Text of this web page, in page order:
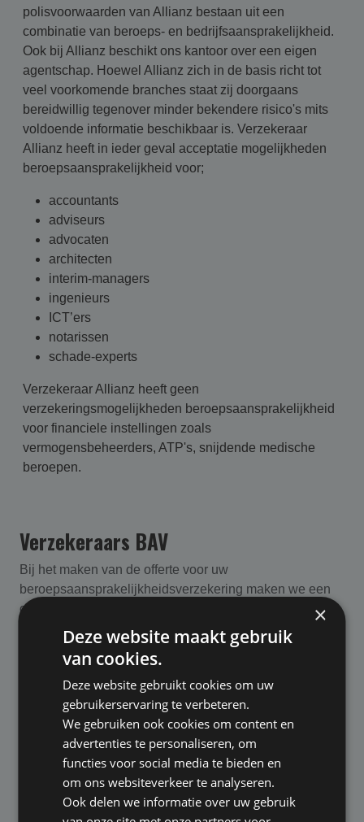
polisvoorwaarden van Allianz bestaan uit een
combinatie van beroeps- en bedrijfsaansprakelijkheid.
Ook bij Allianz beschikt ons kantoor over een eigen
agentschap. Hoewel Allianz zich in de basis richt tot
veel voorkomende branches staat zij doorgaans
bereidwillig tegenover minder bekendere risico's mits
voldoende informatie beschikbaar is. Verzekeraar
Allianz heeft in ieder geval acceptatie mogelijkheden
beroepsaansprakelijkheid voor;
accountants
adviseurs
advocaten
architecten
interim-managers
ingenieurs
ICT’ers
notarissen
schade-experts
Verzekeraar Allianz heeft geen
verzekeringsmogelijkheden beroepsaansprakelijkheid
voor financiele instellingen zoals
vermogensbeheerders, ATP's, snijdende medische
beroepen.
Verzekeraars BAV
Bij het maken van de offerte voor uw
beroepsaansprakelijk­heids­verzekering maken we een
onafhankelijke vergelijking van de mogelijkheden die
door de BAV verzekeraars waar we mee samenwerken
worden aangeboden.
CNA Hardy
×
Deze website maakt gebruik
van cookies.
Deze website gebruikt cookies om uw
gebruikerservaring te verbeteren.
We gebruiken ook cookies om content en
advertenties te personaliseren, om
functies voor social media te bieden en
om ons websiteverkeer te analyseren.
Ook delen we informatie over uw gebruik